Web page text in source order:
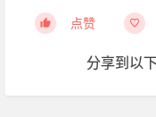
点赞
分享到以